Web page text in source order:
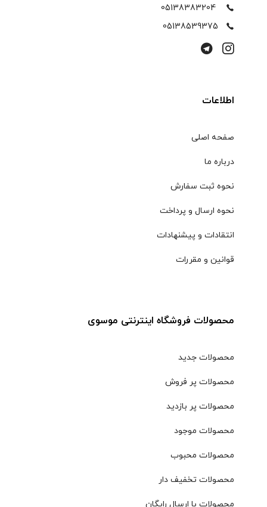
05138383204
05138539375
اطلاعات
صفحه اصلی
درباره ما
نحوه ثبت سفارش
نحوه ارسال و پرداخت
انتقادات و پیشنهادات
قوانین و مقررات
محصولات فروشگاه اینترنتی موسوی
محصولات جدید
محصولات پر فروش
محصولات پر بازدید
محصولات موجود
محصولات محبوب
محصولات تخفیف دار
محصولات با ارسال رایگان